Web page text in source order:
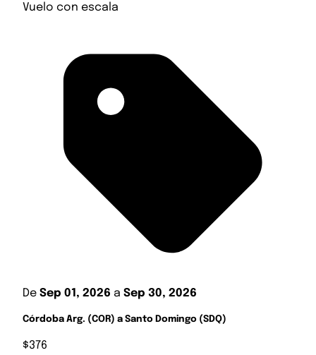
Vuelo con escala
De Sep 01, 2026 a Sep 30, 2026
Córdoba Arg. (COR) a Santo Domingo (SDQ)
$376